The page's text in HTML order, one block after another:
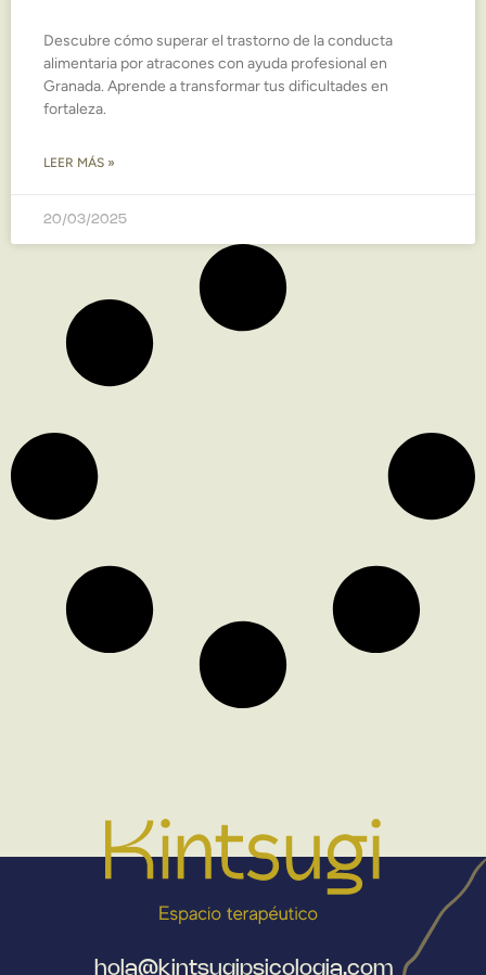
Descubre cómo superar el trastorno de la conducta
alimentaria por atracones con ayuda profesional en
Granada. Aprende a transformar tus dificultades en
fortaleza.
LEER MÁS »
20/03/2025
hola@kintsugipsicologia.com